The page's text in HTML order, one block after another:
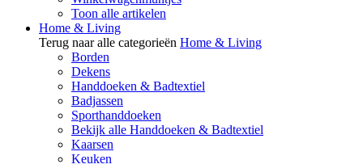
Toon alle artikelen
Home & Living
Terug naar alle categorieën Home & Living
Borden
Dekens
Handdoeken & Badtextiel
Badjassen
Sporthanddoeken
Bekijk alle Handdoeken & Badtextiel
Kaarsen
Keuken